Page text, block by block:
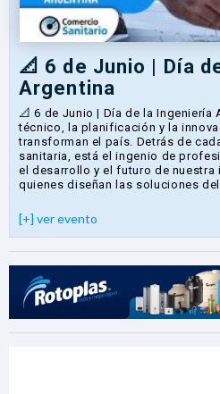
📐 6 de Junio | Día
Argentina
📐 6 de Junio | Día de la Ingeniería
técnico, la planificación y la
transforman el país. Detrás de
sanitaria, está el ingenio de
el desarrollo y el futuro de nuestra
quienes diseñan las soluciones
[+] ver evento